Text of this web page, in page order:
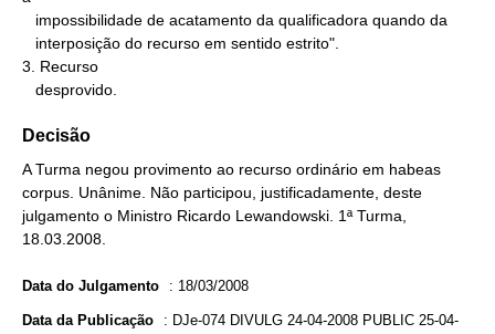
3. Recurso
   desprovido.
Decisão
A Turma negou provimento ao recurso ordinário em habeas
corpus. Unânime. Não participou, justificadamente, deste
julgamento o Ministro Ricardo Lewandowski. 1ª Turma,
18.03.2008.
Data do Julgamento : 18/03/2008
Data da Publicação : DJe-074 DIVULG 24-04-2008 PUBLIC 25-04-